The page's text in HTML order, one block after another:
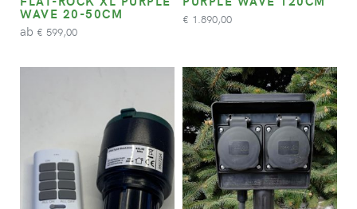
WAVE 20-50CM
ab € 599,00
€ 1.890,00